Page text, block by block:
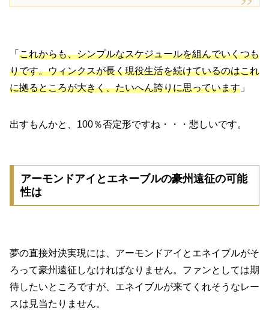
「 これからも、シンプルなスケジュールを組んでいくつも
りです。ウィンクスが長く現役生活を続けているのはこれ
に拠るところが大きく、たいへん誇りに思っています 」
出すもんかと、100％否定形ですね・・・悲しいです。
アーモンドアイとエネーブルの豪州遠征の可能
性は
夢の直接対決実現には、アーモンドアイとエネイブルがそ
ろって豪州遠征しなければなりません。ファンとしては期
待したいところですが、エネイブルが来てくれそうなレー
スは見当たりません。